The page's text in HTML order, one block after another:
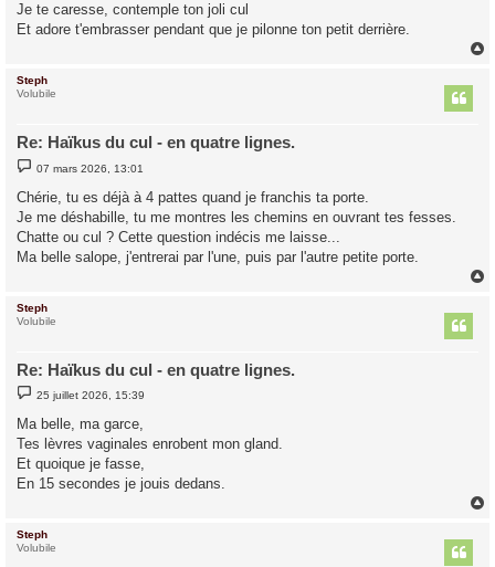
e
Je te caresse, contemple ton joli cul
Et adore t'embrasser pendant que je pilonne ton petit derrière.
Steph
Volubile
Re: Haïkus du cul - en quatre lignes.
M
e
s
s
a
e
07 mars 2026, 13:01
Chérie, tu es déjà à 4 pattes quand je franchis ta porte.
Je me déshabille, tu me montres les chemins en ouvrant tes fesses.
Chatte ou cul ? Cette question indécis me laisse...
Ma belle salope, j'entrerai par l'une, puis par l'autre petite porte.
Steph
Volubile
Re: Haïkus du cul - en quatre lignes.
M
e
s
a
e
25 juillet 2026, 15:39
Ma belle, ma garce,
Tes lèvres vaginales enrobent mon gland.
Et quoique je fasse,
En 15 secondes je jouis dedans.
Steph
Volubile